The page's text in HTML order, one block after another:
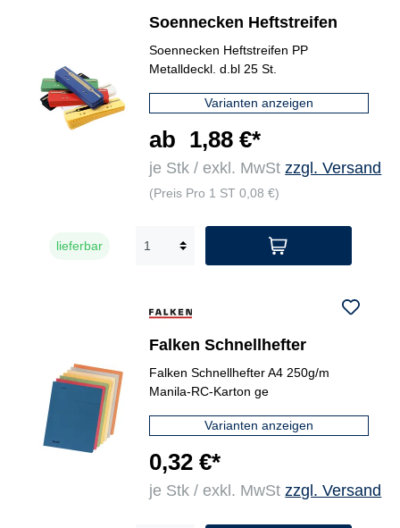
Soennecken Heftstreifen
Soennecken Heftstreifen PP
Metalldeckl. d.bl 25 St.
Varianten anzeigen
ab 1,88 €*
je Stk / exkl. MwStzzgl. Versand
(Preis Pro 1 ST 0,08 €)
lieferbar
Falken Schnellhefter
Falken Schnellhefter A4 250g/m
Manila-RC-Karton ge
Varianten anzeigen
0,32 €*
je Stk / exkl. MwStzzgl. Versand